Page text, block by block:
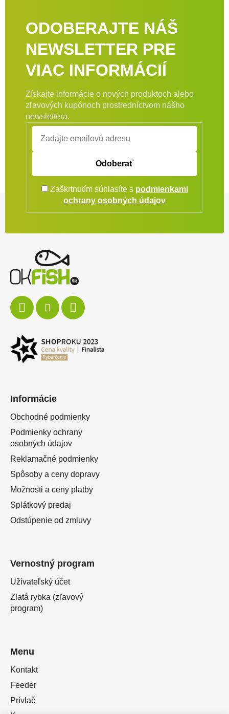
ODOBERAJTE NÁŠ
NEWSLETTER PRE
VIAC INFORMÁCIÍ
Získajte informácie o nových produktoch alebo
zľavových kupónoch prostredníctvom nášho
newslettera.
Odoberať
Zaškrtnutím súhlasíte s podmienkami
ochrany osobných údajov
Informácie
Obchodné podmienky
Podmienky ochrany
osobných údajov
Reklamačné podmienky
Spôsoby a ceny dopravy
Možnosti a ceny platby
Splátkový predaj
Odstúpenie od zmluvy
Vernostný program
Užívateľský účet
Zlatá rybka (zľavový
program)
Menu
Kontakt
Feeder
Prívlač